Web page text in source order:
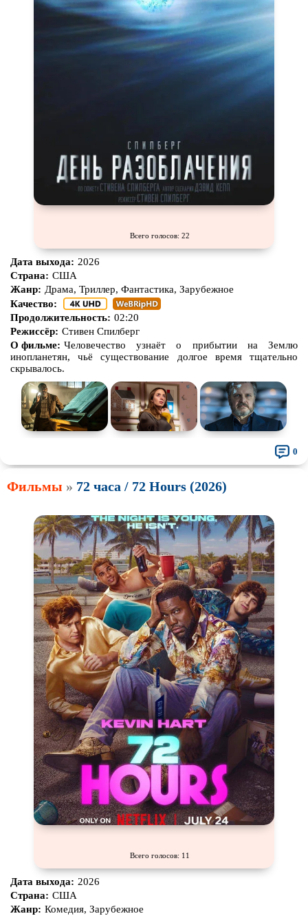
Всего голосов: 22
Дата выхода: 2026
Страна: США
Жанр: Драма, Триллер, Фантастика, Зарубежное
Качество:
Продолжительность: 02:20
Режиссёр: Стивен Спилберг
О фильме: Человечество узнаёт о прибытии на Землю
инопланетян, чьё существование долгое время тщательно
скрывалось.
0
Фильмы » 72 часа / 72 Hours (2026)
Всего голосов: 11
Дата выхода: 2026
Страна: США
Жанр: Комедия, Зарубежное